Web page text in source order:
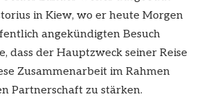
in Kiew, wo er heute Morgen
angekündigten Besuch
dass der Hauptzweck seiner Reise
Zusammenarbeit im Rahmen
Partnerschaft zu stärken.